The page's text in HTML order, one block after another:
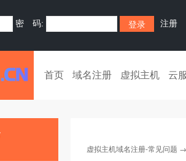
密 码: 注册
首页 域名注册 虚拟主机 云
虚拟主机域名注册-常见问题